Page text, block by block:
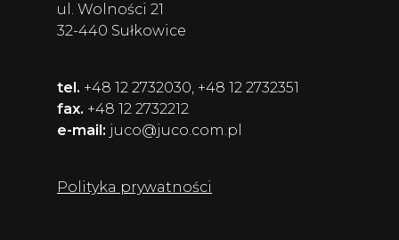
ul. Wolności 21
32-440 Sułkowice
tel. +48 12 2732030, +48 12 2732351
fax. +48 12 2732212
e-mail: juco@juco.com.pl
Polityka prywatności